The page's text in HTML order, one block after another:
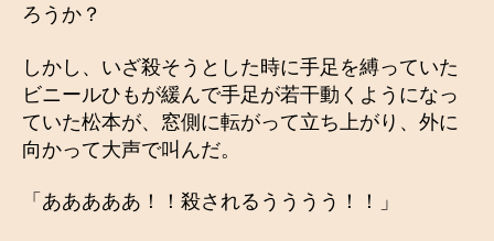
ろうか？
しかし、いざ殺そうとした時に手足を縛っていた
ビニールひもが緩んで手足が若干動くようになっ
ていた松本が、窓側に転がって立ち上がり、外に
向かって大声で叫んだ。
「あああああ！！殺されるうううう！！」